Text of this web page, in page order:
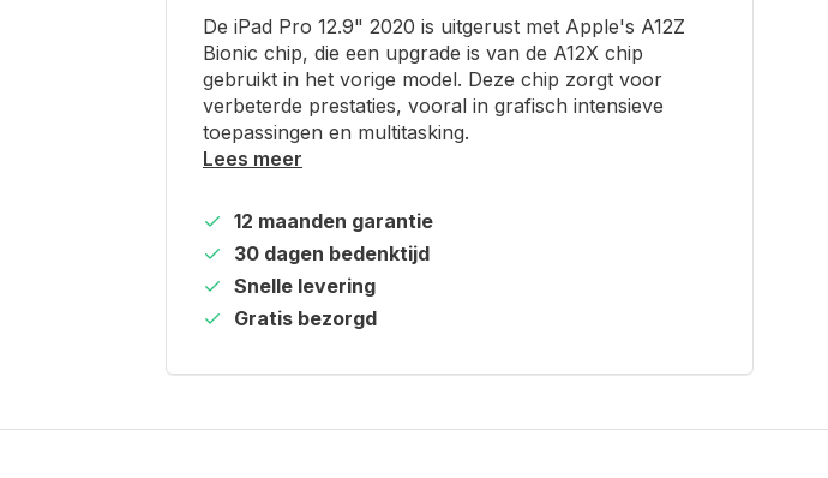
De iPad Pro 12.9" 2020 is uitgerust met Apple's A12Z
Bionic chip, die een upgrade is van de A12X chip
gebruikt in het vorige model. Deze chip zorgt voor
verbeterde prestaties, vooral in grafisch intensieve
toepassingen en multitasking.
Lees meer
12 maanden garantie
30 dagen bedenktijd
Snelle levering
Gratis bezorgd